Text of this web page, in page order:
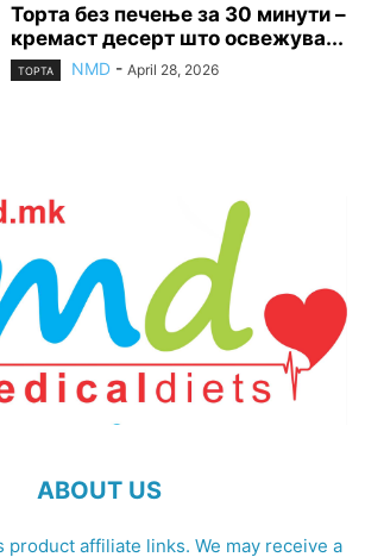
Торта без печење за 30 минути –
кремаст десерт што освежува...
ТОРТА NMD - April 28, 2026
ABOUT US
product affiliate links. We may receive a